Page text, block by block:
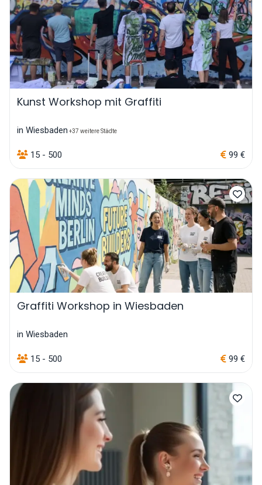
Kunst Workshop mit Graffiti
in Wiesbaden +37 weitere Städte
15 - 500 99 €
Graffiti Workshop in Wiesbaden
in Wiesbaden
15 - 500 99 €